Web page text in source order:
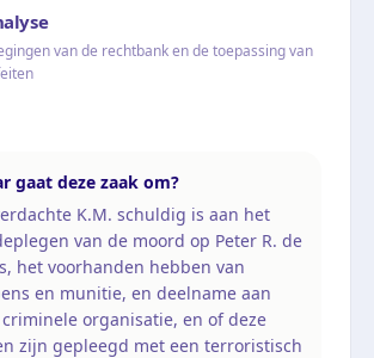
van de rechtbank en de toepassing van
gaat deze zaak om?
K.M. schuldig is aan het
van de moord op Peter R. de
het voorhanden hebben van
en munitie, en deelname aan
organisatie, en of deze
zijn gepleegd met een terroristisch